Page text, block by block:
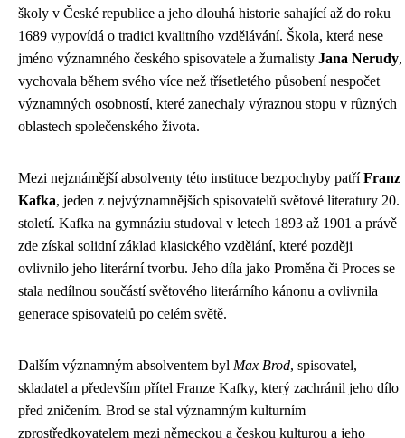
školy v České republice a jeho dlouhá historie sahající až do roku
1689 vypovídá o tradici kvalitního vzdělávání. Škola, která nese
jméno významného českého spisovatele a žurnalisty Jana Nerudy,
vychovala během svého více než třísetletého působení nespočet
významných osobností, které zanechaly výraznou stopu v různých
oblastech společenského života.
Mezi nejznámější absolventy této instituce bezpochyby patříFranz
Kafka, jeden z nejvýznamnějších spisovatelů světové literatury 20.
století. Kafka na gymnáziu studoval v letech 1893 až 1901 a právě
zde získal solidní základ klasického vzdělání, které později
ovlivnilo jeho literární tvorbu. Jeho díla jako Proměna či Proces se
stala nedílnou součástí světového literárního kánonu a ovlivnila
generace spisovatelů po celém světě.
Dalším významným absolventem byl Max Brod, spisovatel,
skladatel a především přítel Franze Kafky, který zachránil jeho dílo
před zničením. Brod se stal významným kulturním
zprostředkovatelem mezi německou a českou kulturou a jeho